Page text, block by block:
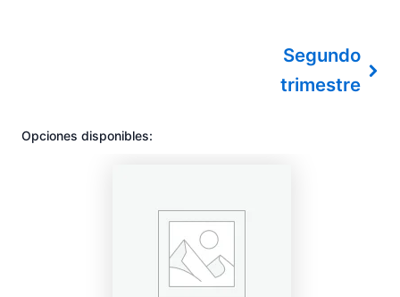
Segundo
trimestre
Opciones disponibles: